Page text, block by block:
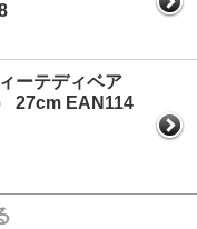
ンを開始しました。
の販売を開始しまし
ファーロビン くまのプ
ーさん」のご予約販売
ス 白雪姫」のご予約販
ーテディベア
27cm EAN114